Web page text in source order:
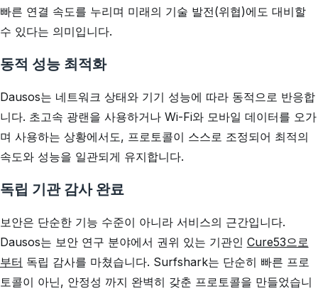
빠른 연결 속도를 누리며 미래의 기술 발전(위협)에도 대비할
수 있다는 의미입니다.
동적 성능 최적화
Dausos는 네트워크 상태와 기기 성능에 따라 동적으로 반응합
니다. 초고속 광랜을 사용하거나 Wi-Fi와 모바일 데이터를 오가
며 사용하는 상황에서도, 프로토콜이 스스로 조정되어 최적의
속도와 성능을 일관되게 유지합니다.
독립 기관 감사 완료
보안은 단순한 기능 수준이 아니라 서비스의 근간입니다.
Dausos는 보안 연구 분야에서 권위 있는 기관인 Cure53으로
부터 독립 감사를 마쳤습니다. Surfshark는 단순히 빠른 프로
토콜이 아닌, 안정성 까지 완벽히 갖춘 프로토콜을 만들었습니